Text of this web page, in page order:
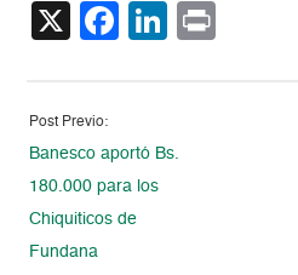
X Facebook
LinkedIn
Post Previo:
Banesco aportó Bs.
180.000 para los
Chiquiticos de
Fundana